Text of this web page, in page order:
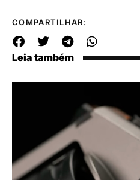
COMPARTILHAR:
Leia também